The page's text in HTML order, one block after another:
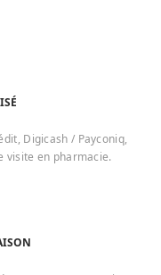
Digicash / Payconiq,
visite en pharmacie.